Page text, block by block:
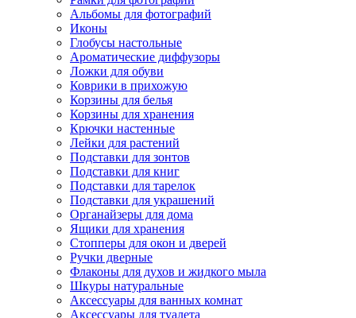
Альбомы для фотографий
Иконы
Глобусы настольные
Ароматические диффузоры
Ложки для обуви
Коврики в прихожую
Корзины для белья
Корзины для хранения
Крючки настенные
Лейки для растений
Подставки для зонтов
Подставки для книг
Подставки для тарелок
Подставки для украшений
Органайзеры для дома
Ящики для хранения
Стопперы для окон и дверей
Ручки дверные
Флаконы для духов и жидкого мыла
Шкуры натуральные
Аксессуары для ванных комнат
Аксессуары для туалета